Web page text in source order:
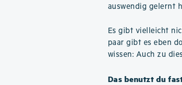
auswendig gelernt
Es gibt vielleicht
paar gibt es eben
wissen: Auch zu
Das benutzt du